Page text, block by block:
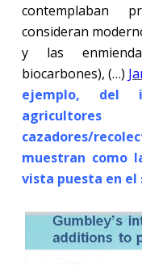
contemplaban
consideran
y las
biocarbones), (…)
ejemplo, del
cazadores/
muestran como
vista puesta en el